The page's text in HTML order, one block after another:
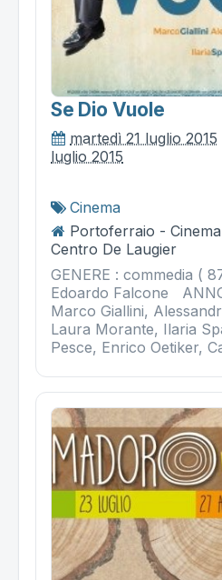
Se Dio Vuole
martedì 21 luglio 2015
luglio 2015
Cinema
Portoferraio -
Centro De Laugier
GENERE : commedia (
Edoardo Falcone
Marco Giallini,
Laura Morante, Ilaria
Pesce, Enrico Oetiker,